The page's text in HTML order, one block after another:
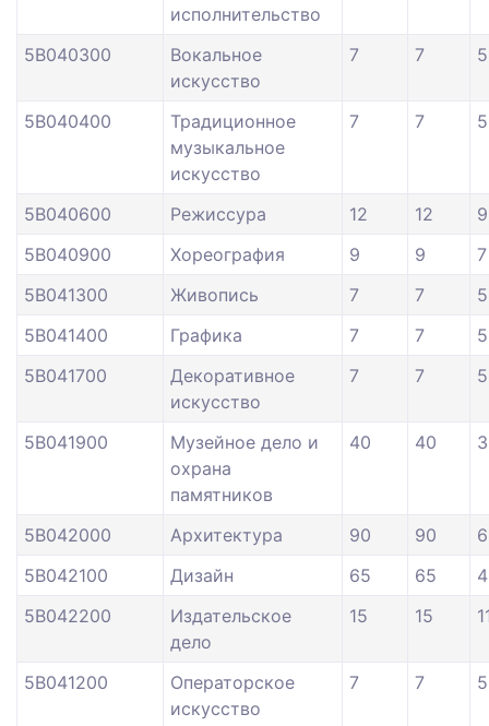
исполнительство
5В040300
Вокальное
искусство
7 7 5
5В040400
Традиционное
музыкальное
искусство
7 7 5
5В040600 Режиссура 12 12
9
5В040900
Хореография 9 9
7
5В041300
Живопись 7 7
5
5В041400
Графика 7 7
5
5В041700
Декоративное
искусство
7 7 5
5В041900
Музейное дело и
охрана
памятников
40 40
5В042000 Архитектура 90 90
5В042100
Дизайн 65 65
5В042200
Издательское
дело
15 15
5В041200
Операторское
искусство
7 7 5